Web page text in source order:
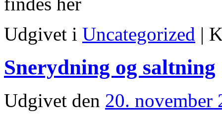
Udgivet i Uncategorized |
Snerydning og saltning
Udgivet den 20. november